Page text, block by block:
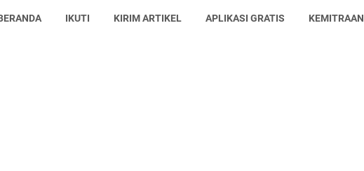
IKUTI KIRIM ARTIKEL APLIKASI GRATIS KEMITRAAN